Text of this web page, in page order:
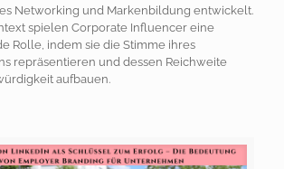
Networking und Markenbildung entwickelt.
spielen Corporate Influencer eine
Rolle, indem sie die Stimme ihres
repräsentieren und dessen Reichweite
aufbauen.